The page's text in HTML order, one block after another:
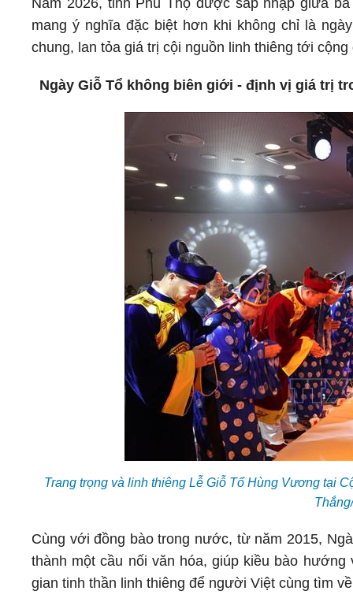
Năm 2026, tỉnh Phú Thọ được sáp nhập giữa
mang ý nghĩa đặc biệt hơn khi không chỉ là
chung, lan tỏa giá trị cội nguồn linh thiêng tới
Ngày Giỗ Tổ không biên giới - định vị giá trị
Trang trọng và linh thiêng Lễ Giỗ Tổ Hùng Vương tại
Cùng với đồng bào trong nước, từ năm 2015,
thành một cầu nối văn hóa, giúp kiều bào
gian tinh thần linh thiêng để người Việt cùng tìm